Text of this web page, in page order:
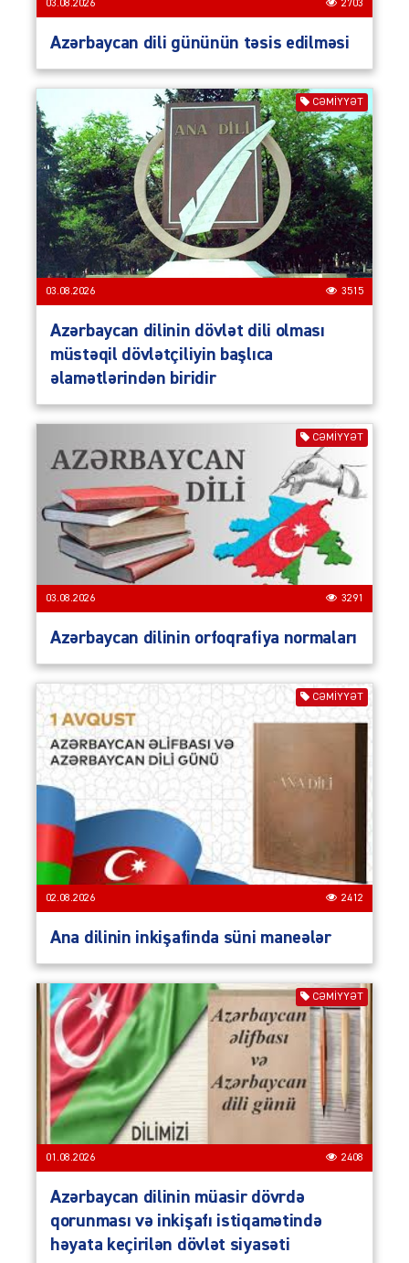
03.08.2026 2703
Azərbaycan dili gününün təsis edilməsi
CƏMIYYƏT
03.08.2026 3515
Azərbaycan dilinin dövlət dili olması
müstəqil dövlətçiliyin başlıca
əlamətlərindən biridir
CƏMIYYƏT
03.08.2026 3291
Azərbaycan dilinin orfoqrafiya normaları
CƏMIYYƏT
02.08.2026 2412
Ana dilinin inkişafinda süni maneələr
CƏMIYYƏT
01.08.2026 2408
Azərbaycan dilinin müasir dövrdə
qorunması və inkişafı istiqamətində
həyata keçirilən dövlət siyasəti